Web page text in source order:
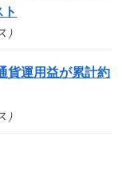
貨運用益が累計約